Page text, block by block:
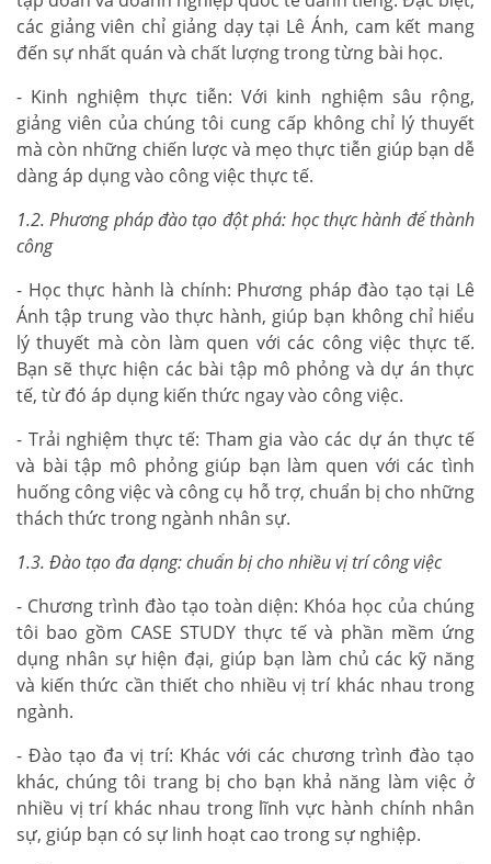
các giảng viên chỉ giảng dạy tại Lê Ánh, cam kết mang
đến sự nhất quán và chất lượng trong từng bài học.
- Kinh nghiệm thực tiễn: Với kinh nghiệm sâu rộng,
giảng viên của chúng tôi cung cấp không chỉ lý thuyết
mà còn những chiến lược và mẹo thực tiễn giúp bạn dễ
dàng áp dụng vào công việc thực tế.
1.2. Phương pháp đào tạo đột phá: học thực hành để thành
công
- Học thực hành là chính: Phương pháp đào tạo tại Lê
Ánh tập trung vào thực hành, giúp bạn không chỉ hiểu
lý thuyết mà còn làm quen với các công việc thực tế.
Bạn sẽ thực hiện các bài tập mô phỏng và dự án thực
tế, từ đó áp dụng kiến thức ngay vào công việc.
- Trải nghiệm thực tế: Tham gia vào các dự án thực tế
và bài tập mô phỏng giúp bạn làm quen với các tình
huống công việc và công cụ hỗ trợ, chuẩn bị cho những
thách thức trong ngành nhân sự.
1.3. Đào tạo đa dạng: chuẩn bị cho nhiều vị trí công việc
- Chương trình đào tạo toàn diện: Khóa học của chúng
tôi bao gồm CASE STUDY thực tế và phần mềm ứng
dụng nhân sự hiện đại, giúp bạn làm chủ các kỹ năng
và kiến thức cần thiết cho nhiều vị trí khác nhau trong
ngành.
- Đào tạo đa vị trí: Khác với các chương trình đào tạo
khác, chúng tôi trang bị cho bạn khả năng làm việc ở
nhiều vị trí khác nhau trong lĩnh vực hành chính nhân
sự, giúp bạn có sự linh hoạt cao trong sự nghiệp.